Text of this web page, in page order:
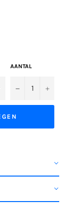
AANTAL
− +